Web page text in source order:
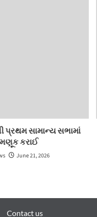
પ્રથમ સામાન્ય સભામાં
કરાઈ
June 21, 2026
Contact us